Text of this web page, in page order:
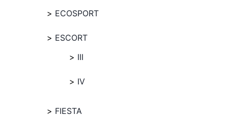
ECOSPORT
ESCORT
III
IV
FIESTA